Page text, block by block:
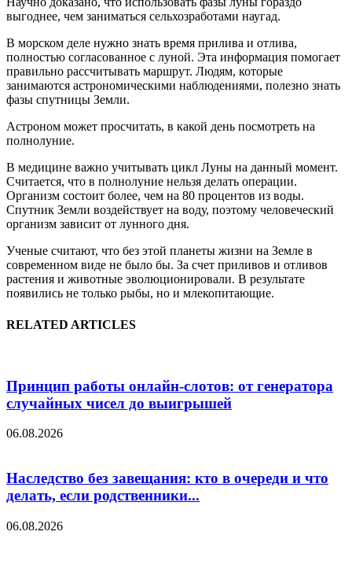
выгоднее, чем заниматься сельхозработами наугад.
В морском деле нужно знать время прилива и отлива,
полностью согласованное с луной. Эта информация помогает
правильно рассчитывать маршрут. Людям, которые
занимаются астрономическими наблюдениями, полезно знать
фазы спутницы Земли.
Астроном может просчитать, в какой день посмотреть на
полнолуние.
В медицине важно учитывать цикл Луны на данный момент.
Считается, что в полнолуние нельзя делать операции.
Организм состоит более, чем на 80 процентов из воды.
Спутник Земли воздействует на воду, поэтому человеческий
организм зависит от лунного дня.
Ученые считают, что без этой планеты жизни на Земле в
современном виде не было бы. За счет приливов и отливов
растения и животные эволюционировали. В результате
появились не только рыбы, но и млекопитающие.
RELATED ARTICLES
Принцип работы онлайн-слотов: от генератора
случайных чисел до выигрышей
06.08.2026
Наследство без завещания: кто в очереди и что
делать, если родственники...
06.08.2026